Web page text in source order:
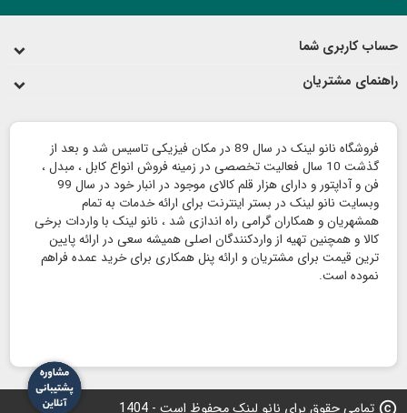
حساب کاربری شما
راهنمای مشتریان
فروشگاه نانو لینک در سال 89 در مکان فیزیکی تاسیس شد و بعد از
گذشت 10 سال فعالیت تخصصی در زمینه فروش انواع کابل ، مبدل ،
فن و آداپتور و دارای هزار قلم کالای موجود در انبار خود در سال 99
وبسایت نانو لینک در بستر اینترنت برای ارائه خدمات به تمام
همشهریان و همکاران گرامی راه اندازی شد ، نانو لینک با واردات برخی
کالا و همچنین تهیه از واردکنندگان اصلی همیشه سعی در ارائه پایین
ترین قیمت برای مشتریان و ارائه پنل همکاری برای خرید عمده فراهم
نموده است.
copyright